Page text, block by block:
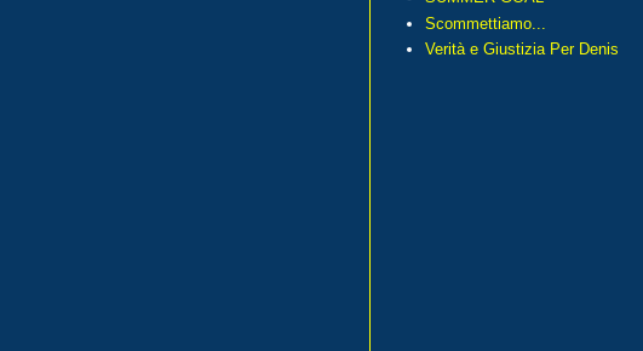
Scommettiamo...
Verità e Giustizia Per Denis